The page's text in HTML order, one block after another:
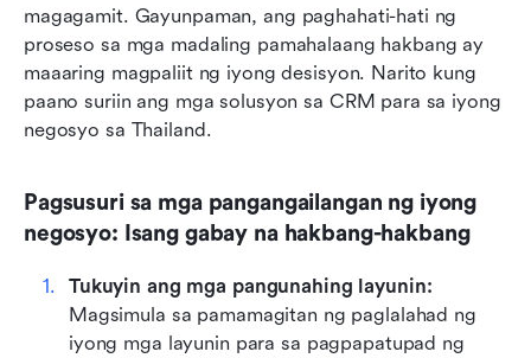
magagamit. Gayunpaman, ang paghahati-hati ng
proseso sa mga madaling pamahalaang hakbang ay
maaaring magpaliit ng iyong desisyon. Narito kung
paano suriin ang mga solusyon sa CRM para sa iyong
negosyo sa Thailand.
Pagsusuri sa mga pangangailangan ng iyong
negosyo: Isang gabay na hakbang-hakbang
Tukuyin ang mga pangunahing layunin:
Magsimula sa pamamagitan ng paglalahad ng
iyong mga layunin para sa pagpapatupad ng